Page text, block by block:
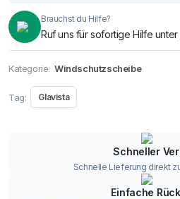
Brauchst du Hilfe?
Ruf uns für sofortige Hilfe unter
Kategorie: Windschutzscheibe
Tag: Glavista
Schneller
Schnelle Lieferung direkt
Einfache